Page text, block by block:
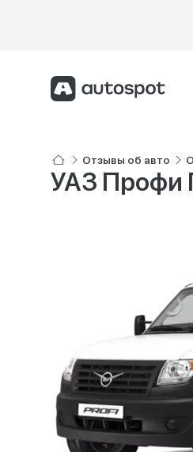
Отзывы об авто
УАЗ Профи